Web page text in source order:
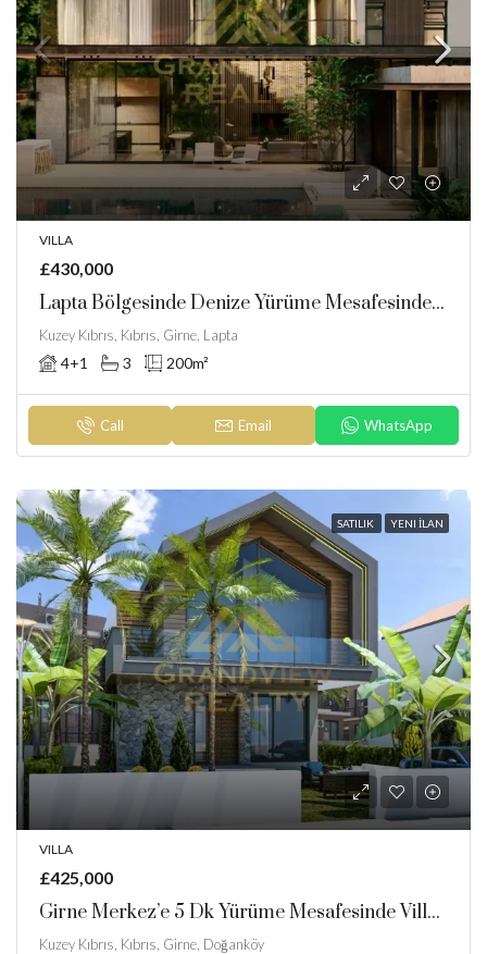
VILLA
£430,000
Lapta Bölgesinde Denize Yürüme Mesafesinde Satılık Lüks Villalar
Kuzey Kıbrıs, Kıbrıs, Girne, Lapta
4+1 3 200m²
Call Email WhatsApp
SATILIK YENI İLAN
VILLA
£425,000
Girne Merkez’e 5 Dk Yürüme Mesafesinde Villa.Faizsiz Taksit Imkanı!
Kuzey Kıbrıs, Kıbrıs, Girne, Doğanköy